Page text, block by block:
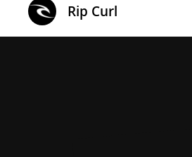
Rip Curl